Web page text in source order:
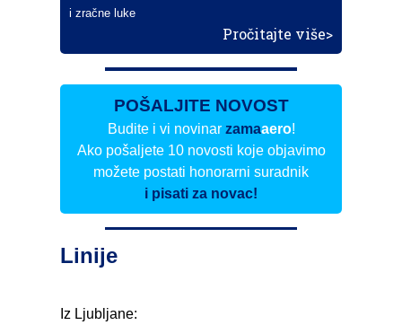
i zračne luke
Pročitajte više>
POŠALJITE NOVOST
Budite i vi novinar zamaaero!
Ako pošaljete 10 novosti koje objavimo
možete postati honorarni suradnik
i pisati za novac!
Linije
Iz Ljubljane: